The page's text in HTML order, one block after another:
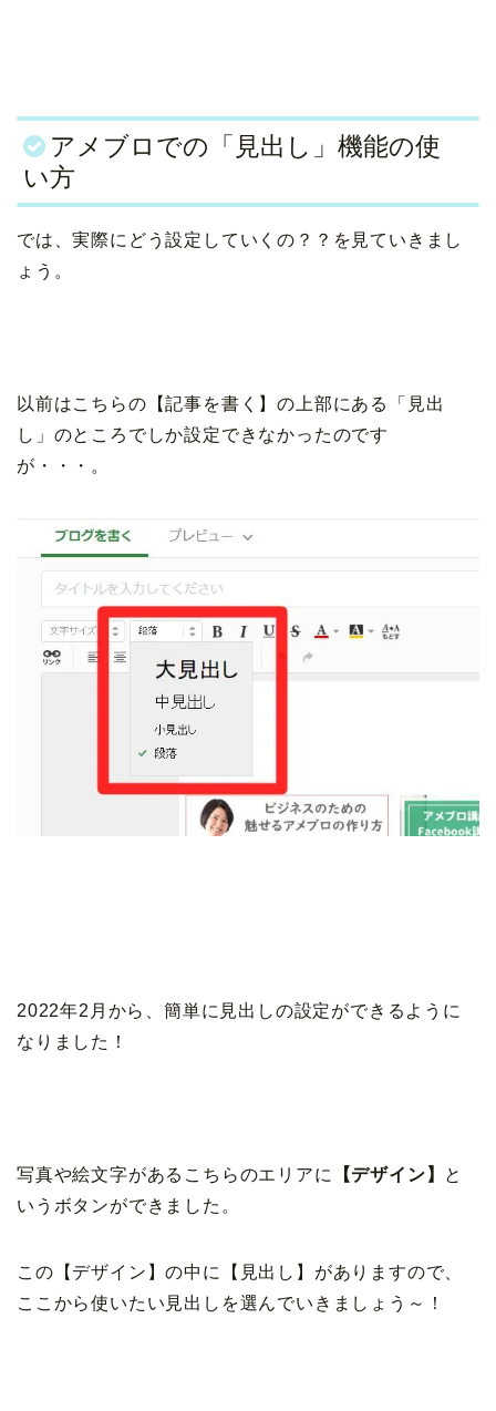
アメブロでの「見出し」機能の使
い方
では、実際にどう設定していくの？？を見ていきまし
ょう。
以前はこちらの【記事を書く】の上部にある「見出
し」のところでしか設定できなかったのです
が・・・。
2022年2月から、簡単に見出しの設定ができるように
なりました！
写真や絵文字があるこちらのエリアに 【デザイン】 と
いうボタンができました。
この【デザイン】の中に【見出し】がありますので、
ここから使いたい見出しを選んでいきましょう～！